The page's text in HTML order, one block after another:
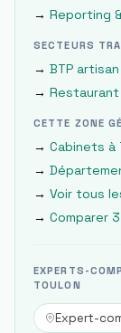
→ Reporting
SECTEURS
→ BTP artisan
→
CETTE ZONE
→ Cabinets à
→
→ Voir tous
→ Comparer
EXPERTS-
TOULON
Expert-